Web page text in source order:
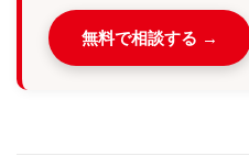
無料で相談する →